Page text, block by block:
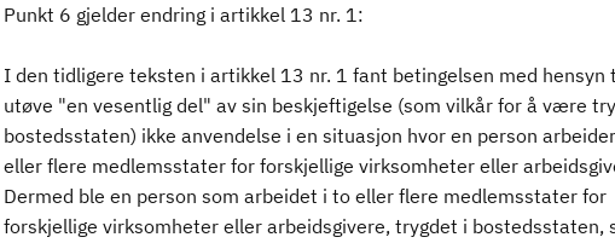
Punkt 6 gjelder endring i artikkel 13 nr. 1:
I den tidligere teksten i artikkel 13 nr. 1 fant betingelsen med hensyn
utøve "en vesentlig del" av sin beskjeftigelse (som vilkår for å være
bostedsstaten) ikke anvendelse i en situasjon hvor en person
eller flere medlemsstater for forskjellige virksomheter eller
Dermed ble en person som arbeidet i to eller flere medlemsstater for
forskjellige virksomheter eller arbeidsgivere, trygdet i bostedsstaten,